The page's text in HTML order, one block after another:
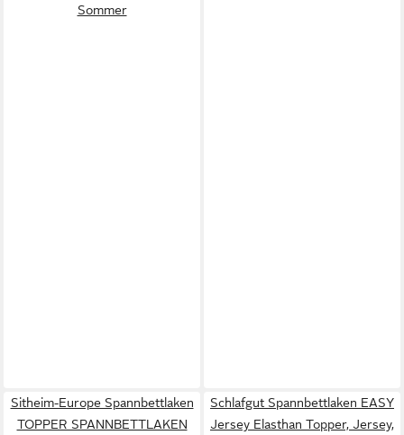
Sommer
Sitheim-Europe Spannbettlaken
TOPPER SPANNBETTLAKEN
Schlafgut Spannbettlaken EASY
Jersey Elasthan Topper, Jersey,